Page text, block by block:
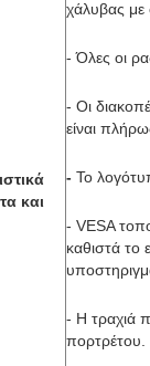
και
χάλυβας με
- Όλες οι
- Οι
είναι
- Το
- VESA
καθιστά το
- Η τραχιά
πορτρέτου.